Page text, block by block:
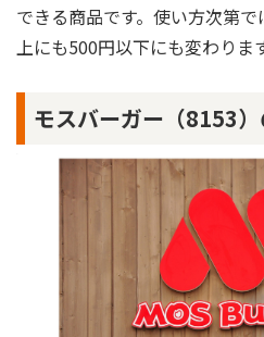
できる商品です。使い方次第
上にも500円以下にも変わります
モスバーガー（8153